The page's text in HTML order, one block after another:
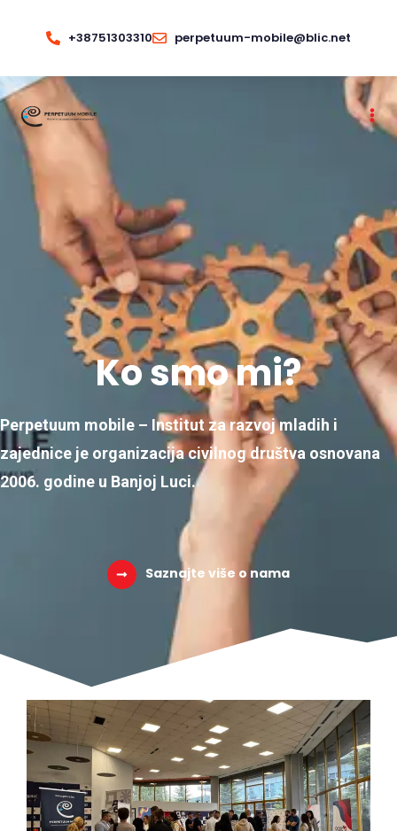
+38751303310 perpetuum-mobile@blic.net
Ko smo mi?
Perpetuum mobile – Institut za razvoj mladih i
zajednice je organizacija civilnog društva osnovana
2006. godine u Banjoj Luci.
Saznajte više o nama